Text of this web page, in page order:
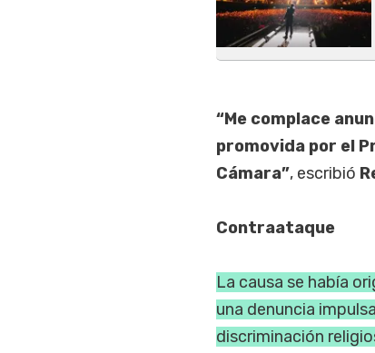
“Me complace
promovida por el
Cámara”, escribió
Contraataque
La causa se había
una denuncia
discriminación